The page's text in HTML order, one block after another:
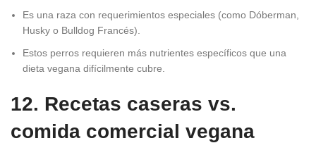
Es una raza con requerimientos especiales (como Dóberman,
Husky o Bulldog Francés).
Estos perros requieren más nutrientes específicos que una
dieta vegana difícilmente cubre.
12. Recetas caseras vs.
comida comercial vegana